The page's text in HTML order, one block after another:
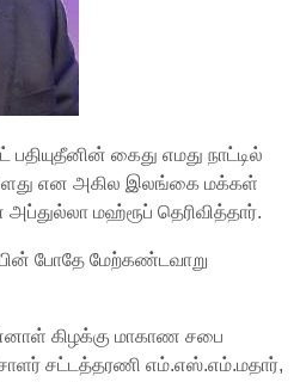
கைது எமது நாட்டில்
என அகில இலங்கை மக்கள்
மஹ்ரூப் தெரிவித்தார்.
போதே மேற்கண்டவாறு
கிழக்கு மாகாண சபை
சட்டத்தரணி எம்.எஸ்.எம்.மதார்,